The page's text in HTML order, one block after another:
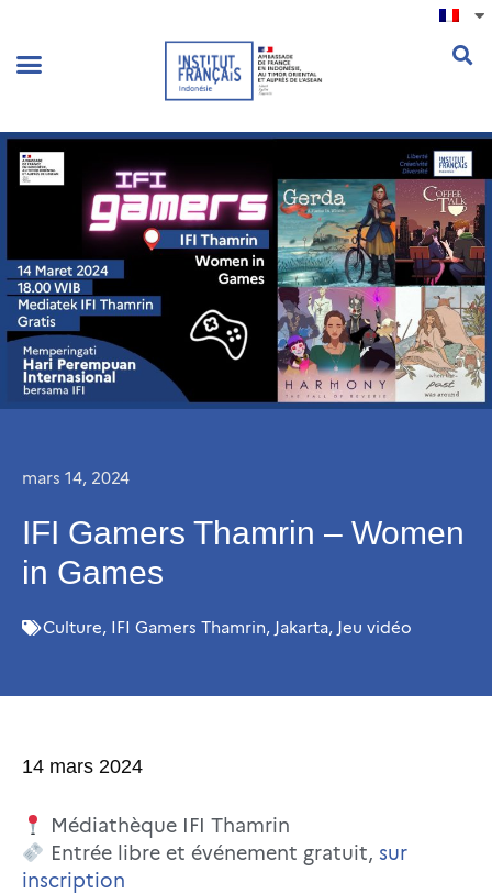
mars 14, 2024
IFI Gamers Thamrin – Women
in Games
Culture, IFI Gamers Thamrin, Jakarta, Jeu vidéo
14 mars 2024
Médiathèque IFI Thamrin
Entrée libre et événement gratuit, sur
inscription